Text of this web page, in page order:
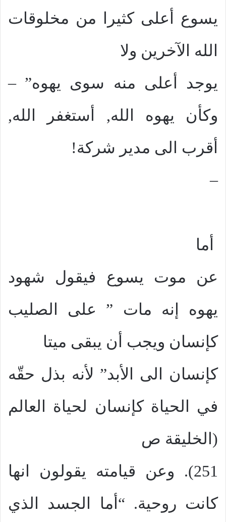
يسوع أعلى كثيرا من مخلوقات
الله الآخرين ولا
يوجد أعلى منه سوى يهوه” –
وكأن يهوه الله, أستغفر الله,
أقرب الى مدير شركة!
–
أما
عن موت يسوع فيقول شهود
يهوه إنه مات ” على الصليب
كإنسان ويجب أن يبقى ميتا
كإنسان الى الأبد” لأنه بذل حقّه
في الحياة كإنسان لحياة العالم
(الخليقة ص
251). وعن قيامته يقولون انها
كانت روحية. “أما الجسد الذي